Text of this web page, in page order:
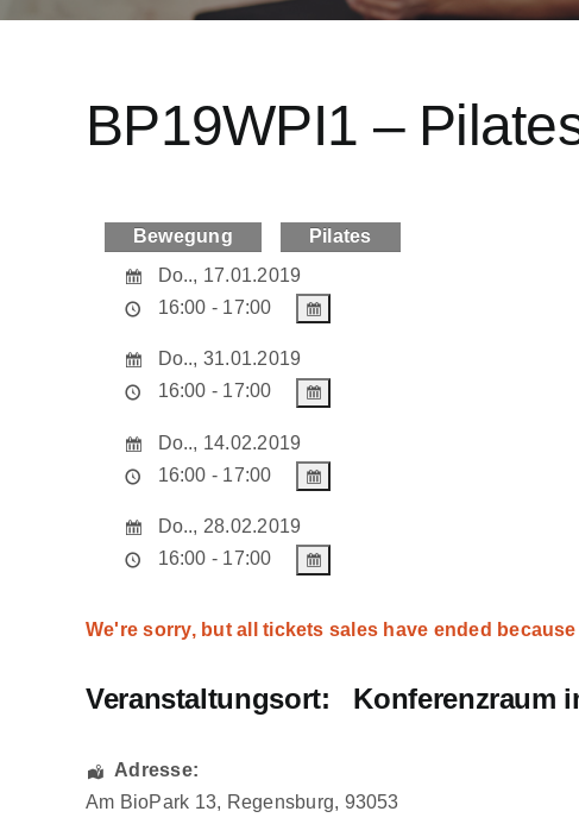
BP19WPI1 –
Bewegung
Pilates
Do.., 17.01.2019
16:00 - 17:00
Do.., 31.01.2019
16:00 - 17:00
Do.., 14.02.2019
16:00 - 17:00
Do.., 28.02.2019
16:00 - 17:00
We're sorry, but all tickets sales have ended
Veranstaltungsort: Konferenzraum
Adresse:
Am BioPark 13, Regensburg, 93053